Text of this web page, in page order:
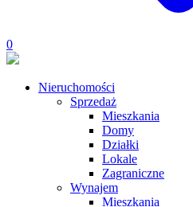
0
Nieruchomości
Sprzedaż
Mieszkania
Domy
Działki
Lokale
Zagraniczne
Wynajem
Mieszkania